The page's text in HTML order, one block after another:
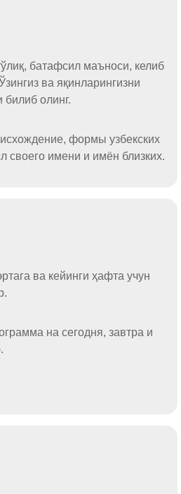
батафсил маъноси, келиб
ва яқинларингизни
олинг.
формы узбекских
своего имени и имён близких.
ва кейинги ҳафта учун
на сегодня, завтра и